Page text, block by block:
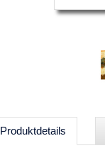
Produktdetails